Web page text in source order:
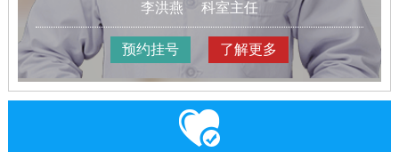
李洪燕 科室主任
预约挂号 了解更多